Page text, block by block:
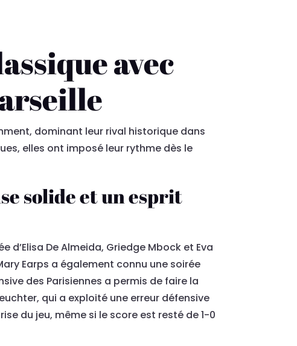
avec
dominant leur rival historique dans
elles ont imposé leur rythme dès le
solide et un esprit
De Almeida, Griedge Mbock et Eva
Earps a également connu une soirée
des Parisiennes a permis de faire la
qui a exploité une erreur défensive
du jeu, même si le score est resté de 1-0